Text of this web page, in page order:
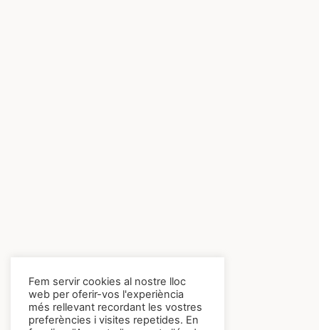
Fem servir cookies al nostre lloc
web per oferir-vos l'experiència
més rellevant recordant les vostres
preferències i visites repetides. En